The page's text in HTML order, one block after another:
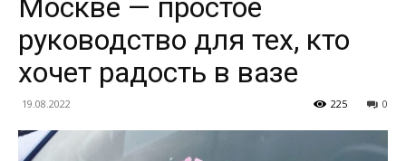
Москве — простое
руководство для тех, кто
хочет радость в вазе
19.08.2022 0
225